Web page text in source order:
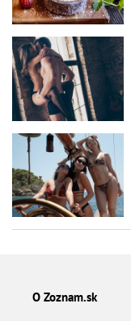
O Zoznam.sk